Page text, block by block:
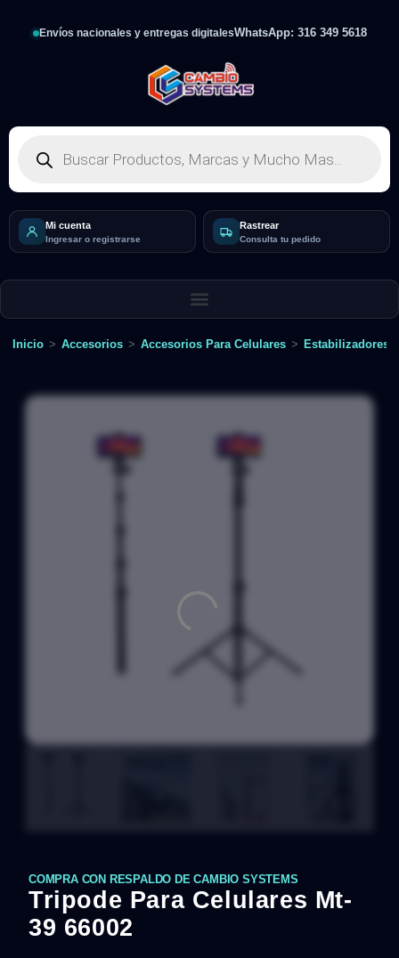
Envíos nacionales y entregas digitalesWhatsApp: 316 349 5618
Mi cuenta
Ingresar o registrarse
Rastrear
Consulta tu pedido
Inicio > Accesorios > Accesorios Para Celulares > Estabilizadores
COMPRA CON RESPALDO DE CAMBIO SYSTEMS
Tripode Para Celulares Mt-
39 66002